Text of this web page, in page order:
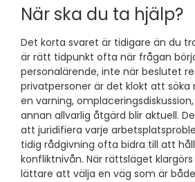
När ska du ta hjälp?
Det korta svaret är tidigare än du
är rätt tidpunkt ofta när frågan
personalärende, inte när beslutet
privatpersoner är det klokt att söka
en varning,
annan allvarlig åtgärd blir aktuell.
att juridifiera varje
tidig rådgivning ofta bidra till att
konfliktnivån. När rättsläget
lättare att välja en väg som är